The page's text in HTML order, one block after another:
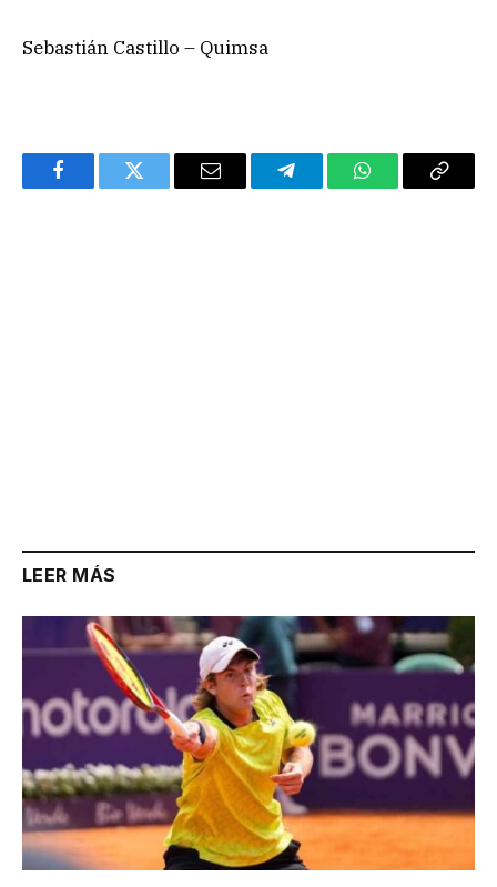
Sebastián Castillo – Quimsa
FacebookTwitter Email TelegramWhatsAppCopy
LEER MÁS